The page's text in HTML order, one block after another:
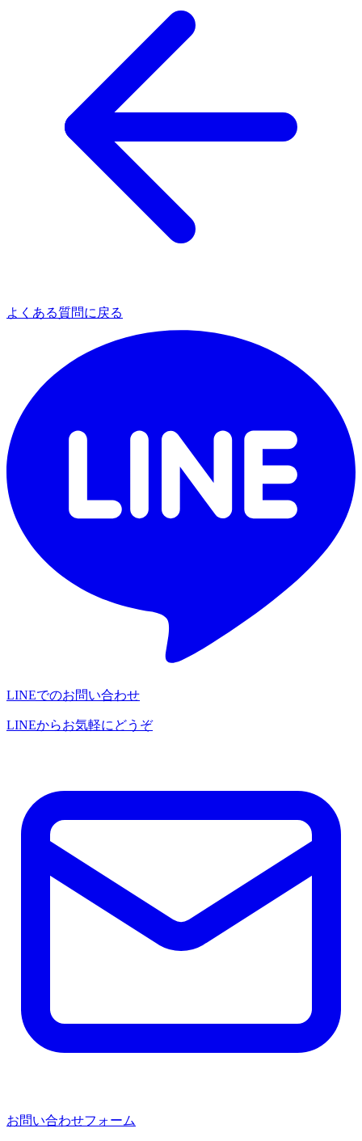
よくある質問に戻る
LINEでのお問い合わせ
LINEからお気軽にどうぞ
お問い合わせフォーム